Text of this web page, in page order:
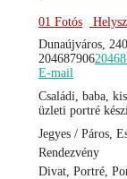
01 Fotós
Dunaújváros,
204687906
E-mail
Családi, baba,
üzleti portré
Jegyes / Páros,
Rendezvény
Divat, Portré,